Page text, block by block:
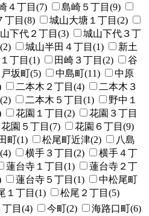
４丁目(7)
島崎５丁目(9)
丁目(8)
城山大塘１丁目(2)
下代２丁目(3)
城山下代３丁
城山半田４丁目(1)
新土
丁目(1) 田崎３丁目(2)
谷
戸坂町(5) 中島町(11)
中原
二本木２丁目(4)
二本木３
二本木５丁目(1)
野中１
花園１丁目(2)
花園３丁目
花園５丁目(7)
花園６丁目(9)
町(1) 松尾町近津(2)
八島
横手３丁目(2)
横手４丁
蓮台寺１丁目(1)
蓮台寺２丁
蓮台寺５丁目(1)
中松尾町
１丁目(1) 松尾２丁目(5)
目(4) 今町(2)
海路口町(6)